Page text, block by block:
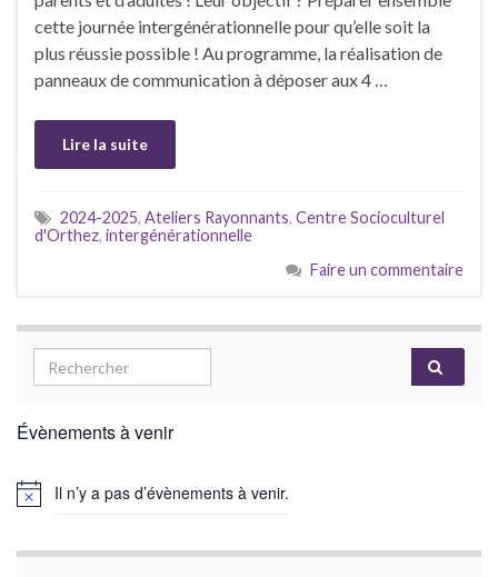
cette journée intergénérationnelle pour qu’elle soit la
plus réussie possible ! Au programme, la réalisation de
panneaux de communication à déposer aux 4 …
Lire la suite
2024-2025, Ateliers Rayonnants, Centre Socioculturel
d'Orthez, intergénérationnelle
Faire un commentaire
Évènements à venir
Il n’y a pas d’évènements à venir.